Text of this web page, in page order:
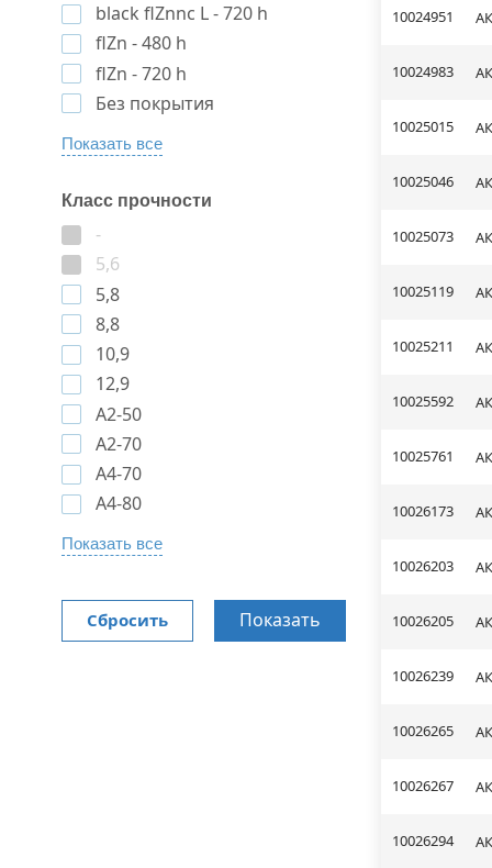
black flZnnc L - 720 h
flZn - 480 h
flZn - 720 h
Без покрытия
Показать все
Класс прочности
-
5,6
5,8
8,8
10,9
12,9
A2-50
A2-70
A4-70
A4-80
Показать все
Сбросить Показать
10024951
10024983
10025015
10025046
10025073
10025119
10025211
10025592
10025761
10026173
10026203
10026205
10026239
10026265
10026267
10026294